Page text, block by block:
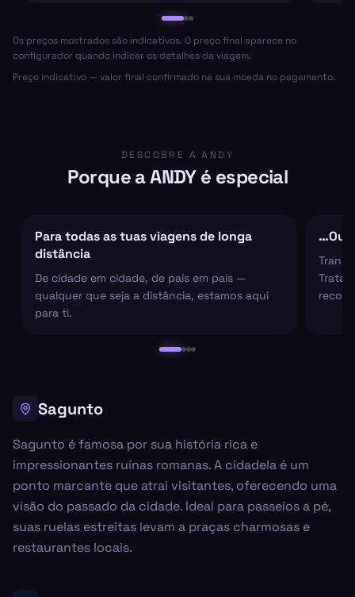
Os preços mostrados são indicativos. O preço final aparece no
configurador quando indicar os detalhes da viagem.
Preço indicativo — valor final confirmado na sua moeda no pagamento.
DESCOBRE A ANDY
Porque a ANDY é especial
Para todas as tuas viagens de longa
distância
De cidade em cidade, de país em país —
qualquer que seja a distância, estamos aqui
para ti.
…Ou
Sagunto
Sagunto é famosa por sua história rica e
impressionantes ruínas romanas. A cidadela é um
ponto marcante que atrai visitantes, oferecendo uma
visão do passado da cidade. Ideal para passeios a pé,
suas ruelas estreitas levam a praças charmosas e
restaurantes locais.